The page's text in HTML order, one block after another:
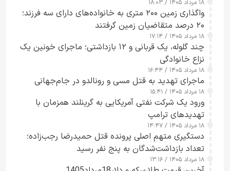
۱۸ مرداد ۱۴۰۵ / ۱۸:۰۳
واگذاری زمین ۲۰۰ متری به خانواده‌های دارای سه فرزند؛
۲۰ درصد متقاضیان زمین گرفتند
۱۸ مرداد ۱۴۰۵ / ۱۷:۱۴
چند گلوله، یک قربانی و ۱۲ بازداشتی؛ ماجرای خونین یک
نزاع خانوادگی
۱۸ مرداد ۱۴۰۵ / ۱۶:۴۴
ماجرای تهدید به قتل مسی و رونالدو در جام‌جهانی
۱۸ مرداد ۱۴۰۵ / ۱۵:۴۱
ورود یک شرکت نفتی آمریکایی به گرینلند همزمان با
تهدیدهای ترامپ
۱۸ مرداد ۱۴۰۵ / ۱۴:۴۷
دستگیری متهم اصلی پرونده قتل حمیدرضا رجب‌زاده؛
تعداد بازداشت‌شدگان به پنج نفر رسید
۱۸ مرداد ۱۴۰۵ / ۱۳:۱۶